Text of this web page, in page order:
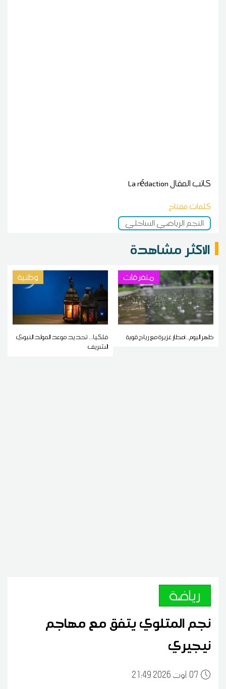
كاتب المقالLa rédaction
كلمات مفتاح
النجم الرياضي الساحلي
الاكثر مشاهدة
متفرقات
ظهر اليوم.. أمطار غزيرة مع رياح قوية
وطنية
فلكيا... تحديد موعد المولد النبوي
الشريف
رياضة
نجم المتلوي يتفق مع مهاجم
نيجيري
0721:49 2026 أوت